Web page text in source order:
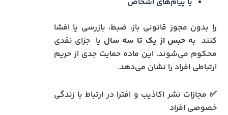
را بدون مجوز قانونی باز، ضبط، بازرسی یا افشا
کنند به حبس از یک تا سه سال یا جزای نقدی
محکوم می‌شوند. این ماده حمایت جدی از حریم
ارتباطی افراد را نشان می‌دهد.
✅ مجازات نشر اکاذیب و افترا در ارتباط با زندگی
خصوصی افراد